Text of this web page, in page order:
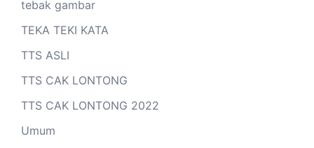
tebak gambar
TEKA TEKI KATA
TTS ASLI
TTS CAK LONTONG
TTS CAK LONTONG 2022
Umum